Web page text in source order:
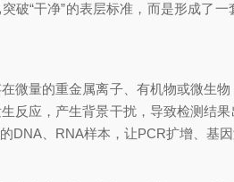
“干净”的表层标准，而是形成了一
量的重金属离子、有机物或微生物
反应，产生背景干扰，导致检测结
DNA、RNA样本，让PCR扩增、基因